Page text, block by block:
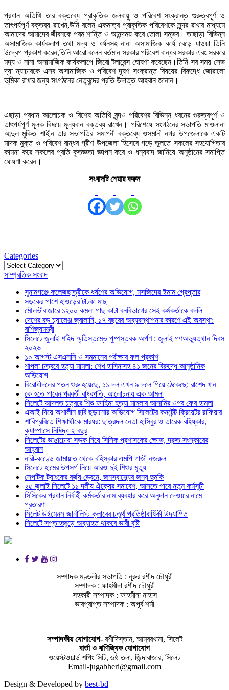
প্রধান অতিথি তার বক্তব্যে প্রাকৃতিক জলবায়ু ও পরিবেশ সংক্রান্ত গুরুত্বপূর্ণ ও
তাৎপর্যপূর্ণ বক্তব্য রাখেন,উনি বলেন একমাত্র প্রাকৃতিক পরিবেশকে সুন্দর রাখার মাধ্যমে
আমাদের আমাদের জীবনকে পরম শান্তি ও আনন্দময় করে তোলা সম্ভব। তাছাড়া বিভিন্ন
অসামাজিক কার্যকলাপ তথা মদ্য ও ধর্ষনসহ নানা অসামাজিক কার্য বেড়ে যাওয়া তিনি
উদ্বেগ প্রকাশ করেন,তিনি আরো বলেন বর্তমান সরকার পরিবেশ বান্ধব সরকার এবং সরকার
মদ্য ও নানা অসামাজিক কার্যকলাপে জিরো টলারেন্স ঘোষণা করেছেন।তিনি সব সময় সেভ
দ্যা ন্যাচারকে এসব অসামাজিক ও পরিবেশ দূষণ সংক্রান্ত বিষয়ের বিরুদ্ধে জোরালো
ভূমিকা রাখার জন্য সংগঠনের নেতৃবৃন্দের প্রতি উদাত্ত আহবান জানান।
এছাড়া প্রধান আলোচক ও বিশেষ অতিথি বৃন্দও পরিবেশর বিভিন্ন ধরনের গুরুত্বপূর্ণ ও
তাৎপর্যপূর্ণ মূলক বিষয়ে মূল্যবান বক্তব্য রাখেন। পরিশেষে সংগঠনের সভাপতি মাওলানা
আব্দুল মুকিত শাহীন তার সভাপতির সমাপনী বক্তব্যে ওসমানী নগর উপজেলাকে একটি
মাদক মুক্ত ও পরিবেশ বান্ধব গ্রীণ উপজেলা হিসেবে গড়ে তুলতে সকলের সহযোগিতার
কামনা করে সকলের প্রতি কৃতজ্ঞতা জ্ঞাপন করে ও ধন্যবাদ জানিয়ে অনুষ্ঠানের সমাপ্তি
ঘোষণা করেন।
সংবাদটি শেয়ার করুন
Categories
Categories
সাম্প্রতিক সংবাদ
সুনামগঞ্জে কলেজছাত্রীকে ধর্ষণের অভিযোগ, মসজিদের ইমাম গ্রেপ্তার
সড়কের পাশে হাওড়ের টাটকা মাছ
মৌলভীবাজারে ১২০০ কমলা গাছ কাটা বনবিভাগের সেই কর্মকর্তাকে বদলি
দেশের বড় চ্যালেঞ্জ জ্বালানি, ১৭ বছরের অব্যবস্থাপনার কারণে এই অবস্থা:
বাণিজ্যমন্ত্রী
সিলেটে জুলাই শহিদ স্মৃতিস্তম্ভে পুষ্পস্তবক অর্পণ : জুলাই গণঅভ্যুত্থান দিবস
২০২৬
১০ আগস্ট এসএসসি ও সমমানের পরীক্ষার ফল প্রকাশ
শাপলা চত্বরে হত্যা মামলা: শেখ হাসিনাসহ ৪১ জনের বিরুদ্ধে আনুষ্ঠানিক
অভিযোগ
বিরোধীদলের পতন শুরু হয়েছে, ১১ দল এখন ৯ দলে গিয়ে ঠেকেছে: রাশেদ খান
কে হতে পারেন পরবর্তী রাষ্ট্রপতি, আলোচনায় এক আমলা
সিলেটে আদলত চত্বরে শিশু ফাহিমা হত্যা মামলার আসামির ওপর ফের হামলা
এআই দিয়ে অশালীন ছবি ছড়ানোর অভিযোগ সিলেটের কনটেন্ট ক্রিয়েটর রাফিয়ার
শাবিপ্রবিতে শিক্ষার্থীকে মারধর: ছাত্রদল নেতা হাসিবুর ও তারেক বহিষ্কার,
ক্যাম্পাসে নিষিদ্ধ ২ বছর
সিলেটের ভাঙাচোরা সড়ক নিয়ে সিসিক প্রশাসকের ক্ষোভ, দ্রুত সংস্কারের
আহ্বান
নারী-কাণ্ডে জামায়াত থেকে বহিস্কার এমপি গাজী নজরুল
সিলেটে হামের উপসর্গ নিয়ে আরও দুই শিশুর মৃত্যু
সেপটিক ট্যাংকের বর্জ্য ড্রেনে, জনস্বাস্থ্যের জন্য হুমকি
২৫ জুলাই সিলেটে ১১ দলীয় ঐক্যের সমাবেশ, আসতে পারে নতুন কর্মসুচী
সিসিকের প্রধান নির্বাহী কর্মকর্তার নাম ব্যবহার করে অনুদান দেওয়ার নামে
প্রতারণা
সিলেট উইমেনস জার্নালিস্ট ক্লাবের চতুর্থ প্রতিষ্ঠাবার্ষিকী উদযাপিত
সিলেটে সপ্তাহজুড়ে অব্যাহত থাকবে ভারী বৃষ্টি
সম্পাদক মণ্ডলীর সভাপতি : নূরুর রশীদ চৌধুরী
সম্পাদক : ফাহমীদা রশীদ চৌধুরী
সহকারী সম্পাদক : ফাহমীনা নাহাস
ভারপ্রাপ্ত সম্পাদক : অপূর্ব শর্মা
সম্পাদকীয় যােগাযোগ-রশীদিস্তান, আম্বরখানা, সিলেট
বার্তা ও বাণিজ্যিক যোগাযােগ
ওয়েস্টওয়ার্ল্ড শপিং সিটি, ৬ষ্ঠ তলা, জিন্দাবাজার, সিলেট
Email-jugabheri@gmail.com
Design & Developed by best-bd